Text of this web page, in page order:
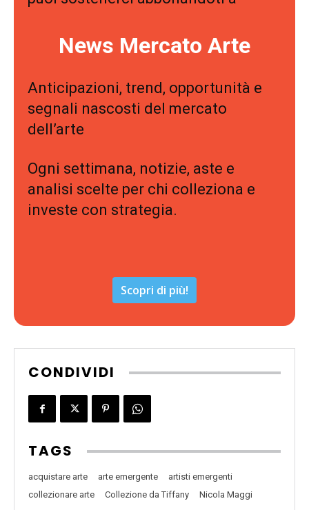
News Mercato Arte
Anticipazioni, trend, opportunità e
segnali nascosti del mercato
dell’arte
Ogni settimana, notizie, aste e
analisi scelte per chi colleziona e
investe con strategia.
Scopri di più!
CONDIVIDI
TAGS
acquistare arte arte emergente
artisti emergenti
collezionare arte
Collezione da Tiffany Nicola Maggi